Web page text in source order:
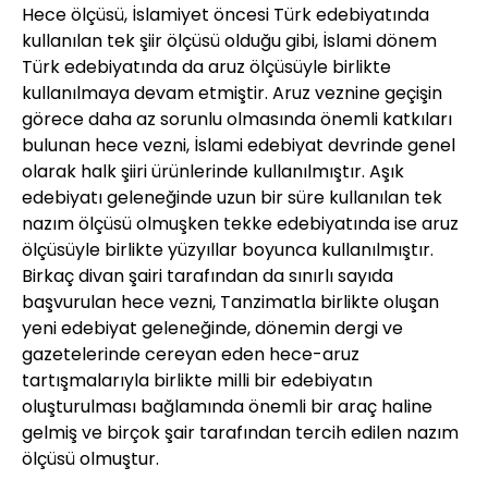
Hece ölçüsü, İslamiyet öncesi Türk edebiyatında
kullanılan tek şiir ölçüsü olduğu gibi, İslami dönem
Türk edebiyatında da aruz ölçüsüyle birlikte
kullanılmaya devam etmiştir. Aruz veznine geçişin
görece daha az sorunlu olmasında önemli katkıları
bulunan hece vezni, İslami edebiyat devrinde genel
olarak halk şiiri ürünlerinde kullanılmıştır. Aşık
edebiyatı geleneğinde uzun bir süre kullanılan tek
nazım ölçüsü olmuşken tekke edebiyatında ise aruz
ölçüsüyle birlikte yüzyıllar boyunca kullanılmıştır.
Birkaç divan şairi tarafından da sınırlı sayıda
başvurulan hece vezni, Tanzimatla birlikte oluşan
yeni edebiyat geleneğinde, dönemin dergi ve
gazetelerinde cereyan eden hece-aruz
tartışmalarıyla birlikte milli bir edebiyatın
oluşturulması bağlamında önemli bir araç haline
gelmiş ve birçok şair tarafından tercih edilen nazım
ölçüsü olmuştur.